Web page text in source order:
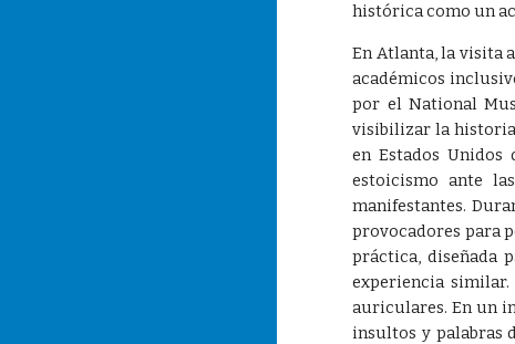
histórica como un
En Atlanta, la visita
académicos
por el National
visibilizar la historia
en Estados
estoicismo ante
manifestantes.
provocadores para
práctica, diseñada
experiencia
auriculares. En un
insultos y palabras